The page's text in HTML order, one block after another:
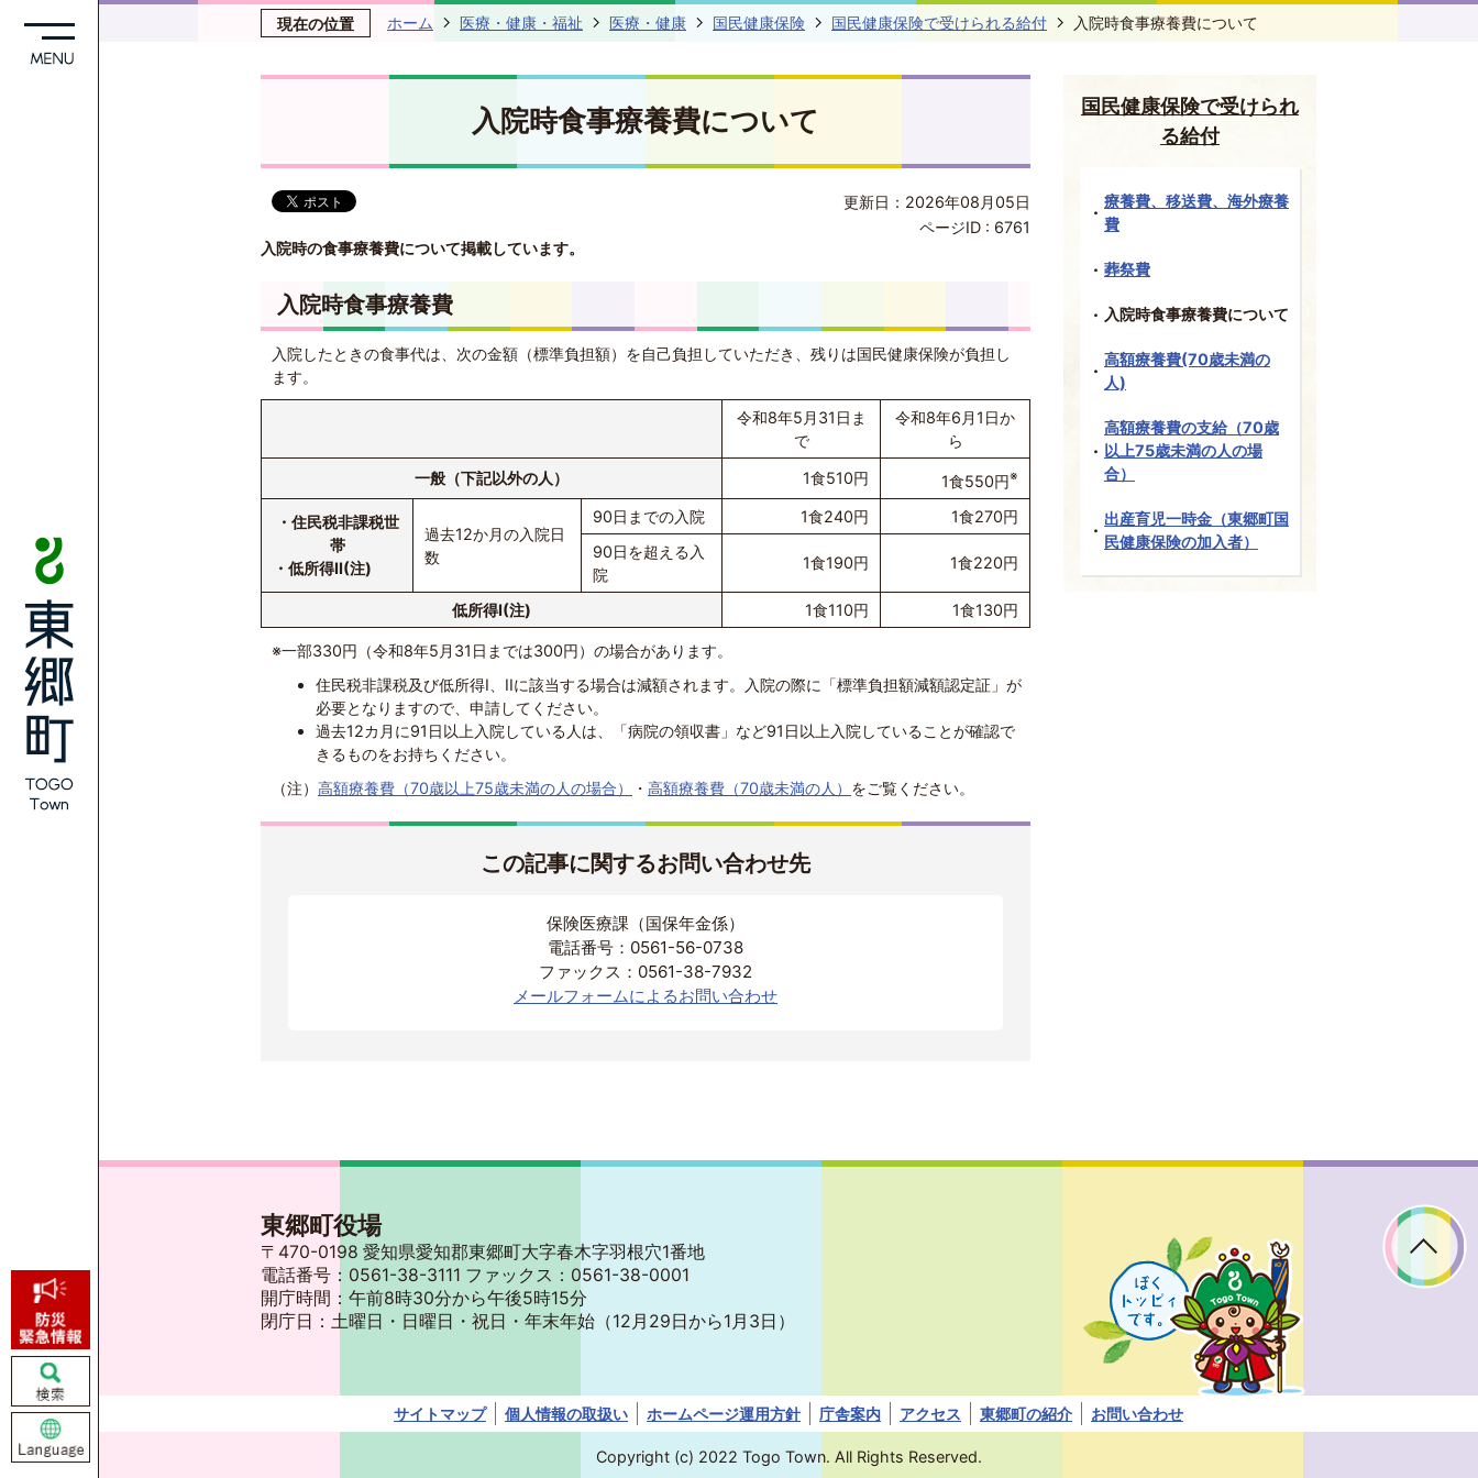
現在の位置 ホーム 医療・健康・福祉 医療・健康 国民健康保険 国民健康保険で受けられる給付 入院時食事療養費について
入院時食事療養費について
更新日：2026年08月05日
ページID : 6761
入院時の食事療養費について掲載しています。
入院時食事療養費
入院したときの食事代は、次の金額（標準負担額）を自己負担していただき、残りは国民健康保険が負担し
ます。
令和8年5月31日ま
で
令和8年6月1日か
ら
一般（下記以外の人）
1食510円 1食550円※
・住民税非課税世
帯
・低所得II(注)
過去12か月の入院日
数
90日までの入院 1食240円
1食270円
90日を超える入
院
1食190円 1食220円
低所得I(注) 1食110円 1食130円
※一部330円（令和8年5月31日までは300円）の場合があります。
住民税非課税及び低所得I、IIに該当する場合は減額されます。入院の際に「標準負担額減額認定証」が
必要となりますので、申請してください。
過去12カ月に91日以上入院している人は、「病院の領収書」など91日以上入院していることが確認で
きるものをお持ちください。
（注） 高額療養費（70歳以上75歳未満の人の場合） ・ 高額療養費（70歳未満の人） をご覧ください。
この記事に関するお問い合わせ先
保険医療課（国保年金係）
電話番号：0561-56-0738
ファックス：0561-38-7932
メールフォームによるお問い合わせ
国民健康保険で受けられ
る給付
療養費、移送費、海外療養
費
葬祭費
入院時食事療養費について
高額療養費(70歳未満の
人)
高額療養費の支給（70歳
以上75歳未満の人の場
合）
出産育児一時金（東郷町国
民健康保険の加入者）
東郷町役場
〒470-0198 愛知県愛知郡東郷町大字春木字羽根穴1番地
電話番号：0561-38-3111 ファックス：0561-38-0001
開庁時間：午前8時30分から午後5時15分
閉庁日：土曜日・日曜日・祝日・年末年始 （12月29日から1月3日）
ッ
ピ
す。
サイトマップ 個人情報の取扱い ホームページ運用方針 庁舎案内 アクセス 東郷町の紹介 お問い合わせ
Copyright (c) 2022 Togo Town. All Rights Reserved.